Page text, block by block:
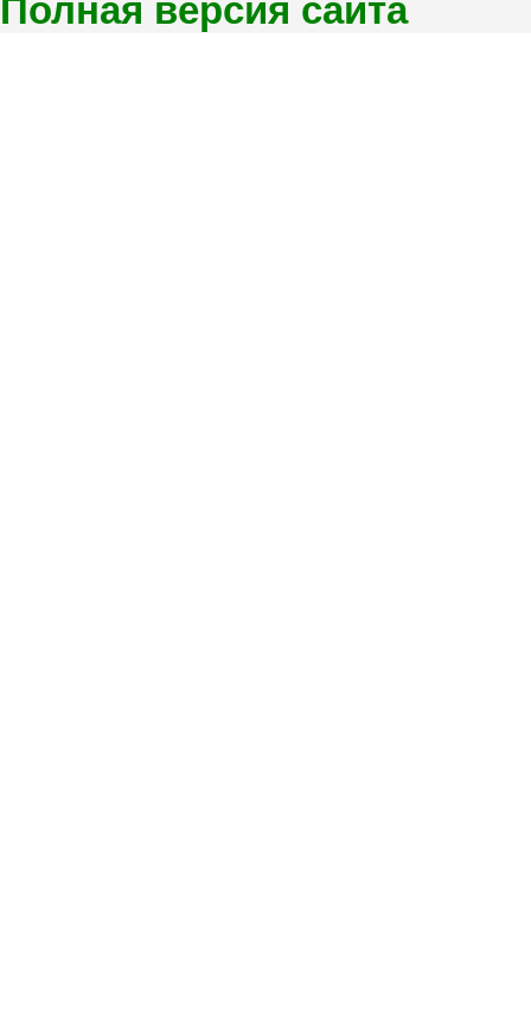
Полная версия сайта